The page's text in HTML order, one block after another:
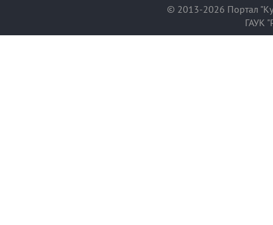
© 2013-2026 Портал
ГАУК